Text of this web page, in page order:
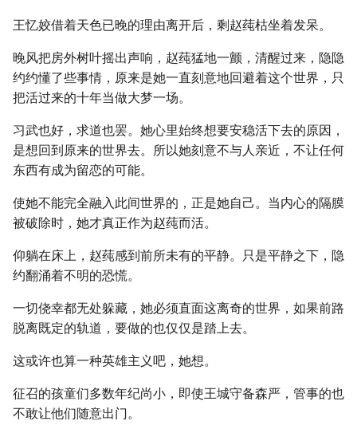
王忆姣借着天色已晚的理由离开后，剩赵莼枯坐着发呆。
晚风把房外树叶摇出声响，赵莼猛地一颤，清醒过来，隐隐
约约懂了些事情，原来是她一直刻意地回避着这个世界，只
把活过来的十年当做大梦一场。
习武也好，求道也罢。她心里始终想要安稳活下去的原因，
是想回到原来的世界去。所以她刻意不与人亲近，不让任何
东西有成为留恋的可能。
使她不能完全融入此间世界的，正是她自己。当内心的隔膜
被破除时，她才真正作为赵莼而活。
仰躺在床上，赵莼感到前所未有的平静。只是平静之下，隐
约翻涌着不明的恐慌。
一切侥幸都无处躲藏，她必须直面这离奇的世界，如果前路
脱离既定的轨道，要做的也仅仅是踏上去。
这或许也算一种英雄主义吧，她想。
征召的孩童们多数年纪尚小，即使王城守备森严，管事的也
不敢让他们随意出门。